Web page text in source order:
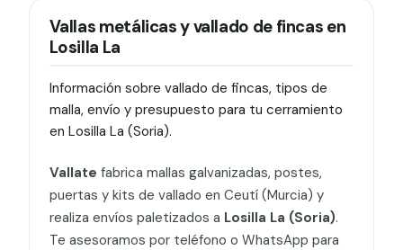
Vallas metálicas y vallado de fincas en
Losilla La
Información sobre vallado de fincas, tipos de
malla, envío y presupuesto para tu cerramiento
en Losilla La (Soria).
Vallate fabrica mallas galvanizadas, postes,
puertas y kits de vallado en Ceutí (Murcia) y
realiza envíos paletizados a Losilla La (Soria).
Te asesoramos por teléfono o WhatsApp para